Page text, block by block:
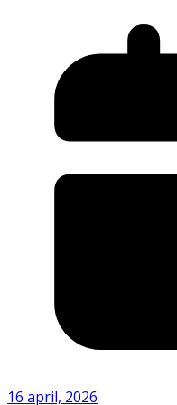
16 april, 2026